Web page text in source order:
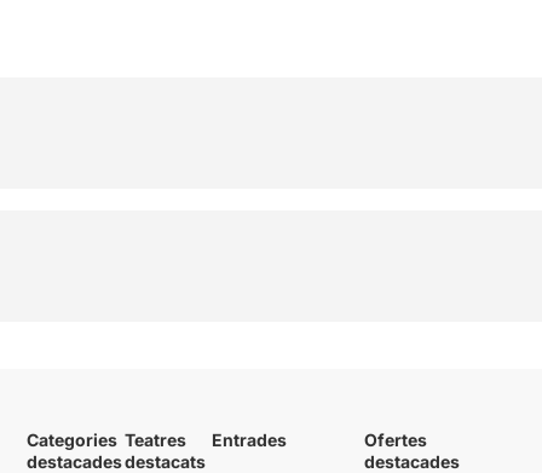
Categories
destacades
Teatres
destacats
Entrades
Ofertes
destacades